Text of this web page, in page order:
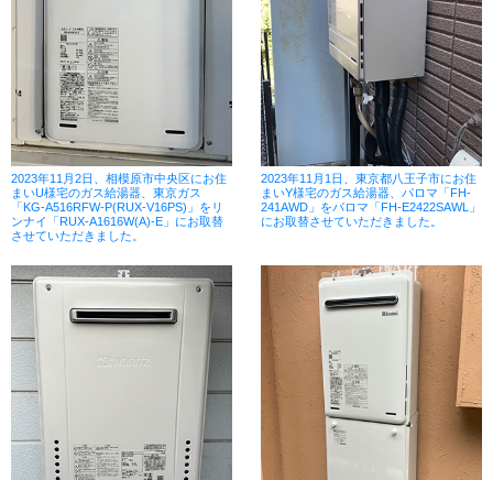
2023年11月2日、相模原市中央区にお住
まいU様宅のガス給湯器、東京ガス
「KG-A516RFW-P(RUX-V16PS)」をリ
ンナイ「RUX-A1616W(A)-E」にお取替
させていただきました。
2023年11月1日、東京都八王子市にお住
まいY様宅のガス給湯器、パロマ「FH-
241AWD」をパロマ「FH-E2422SAWL」
にお取替させていただきました。